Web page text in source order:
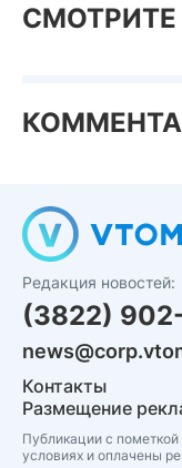
Редакция новостей:
(3822)
Контакты
Размещение
Публикации с
условиях и оплачены